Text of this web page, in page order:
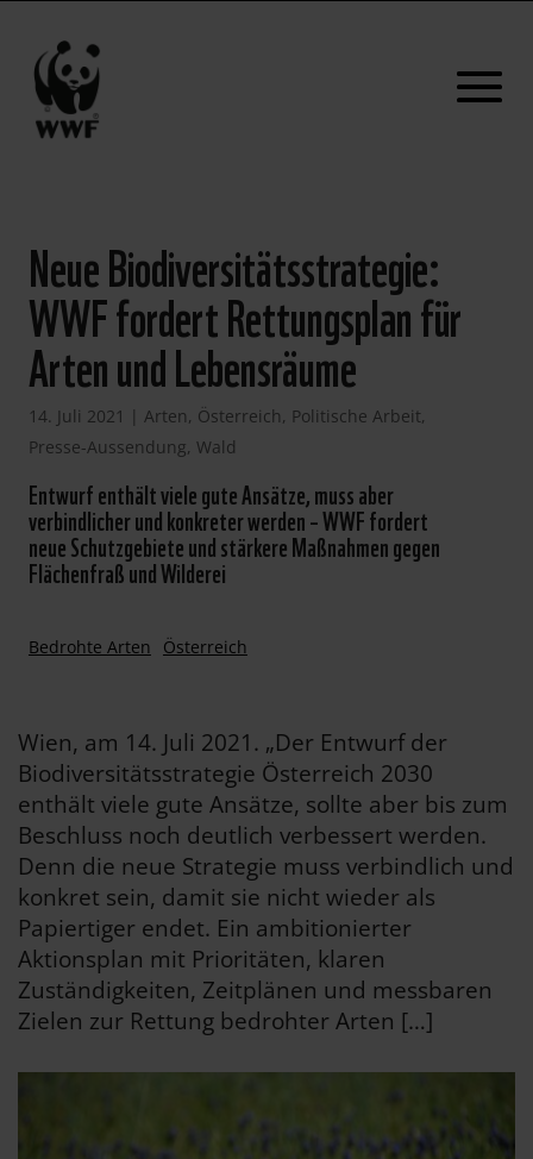
Neue Biodiversitätsstrategie:
WWF fordert Rettungsplan für
Arten und Lebensräume
14. Juli 2021 | Arten, Österreich, Politische Arbeit,
Presse-Aussendung, Wald
Entwurf enthält viele gute Ansätze, muss aber
verbindlicher und konkreter werden – WWF fordert
neue Schutzgebiete und stärkere Maßnahmen gegen
Flächenfraß und Wilderei
Bedrohte Arten Österreich
Wien, am 14. Juli 2021. „Der Entwurf der
Biodiversitätsstrategie Österreich 2030
enthält viele gute Ansätze, sollte aber bis zum
Beschluss noch deutlich verbessert werden.
Denn die neue Strategie muss verbindlich und
konkret sein, damit sie nicht wieder als
Papiertiger endet. Ein ambitionierter
Aktionsplan mit Prioritäten, klaren
Zuständigkeiten, Zeitplänen und messbaren
Zielen zur Rettung bedrohter Arten […]